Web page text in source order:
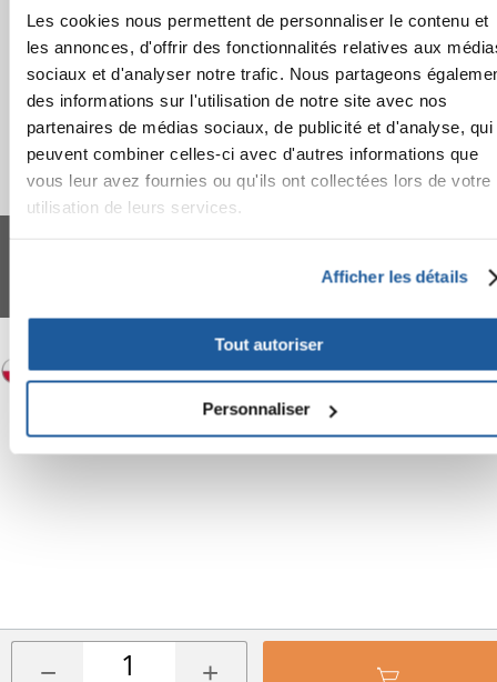
Les cookies nous permettent de personnaliser le contenu et
les annonces, d'offrir des fonctionnalités relatives aux
sociaux et d'analyser notre trafic. Nous partageons
des informations sur l'utilisation de notre site avec nos
partenaires de médias sociaux, de publicité et d'analyse, qui
peuvent combiner celles-ci avec d'autres informations que
vous leur avez fournies ou qu'ils ont collectées lors de votre
utilisation de leurs services.
Afficher les détails
Tout autoriser
Personnaliser
− +
APPRENEZ À NOUS CONNAÎTRE
Tous les prix incluent la TVA / plus l'expédition
FERA INTERNATIONAL: